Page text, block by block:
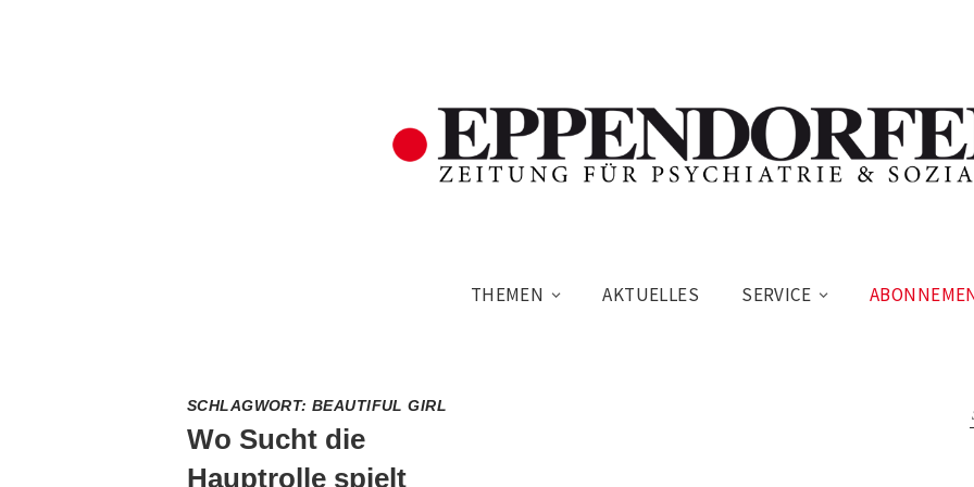
THEMEN AKTUELLES SERVICE
SCHLAGWORT:BEAUTIFUL GIRL
Wo Sucht die
Hauptrolle spielt